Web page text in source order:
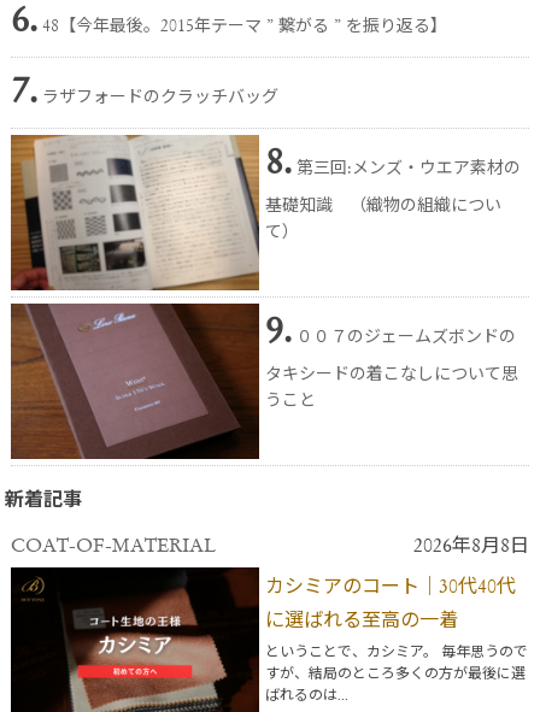
6. 48【今年最後。2015年テーマ ” 繋がる ” を振り返る】
7. ラザフォードのクラッチバッグ
8. 第三回:メンズ・ウエア素材の
基礎知識 （織物の組織につい
て）
9. ００７のジェームズボンドの
タキシードの着こなしについて思
うこと
新着記事
COAT-OF-MATERIAL 2026年8月8日
カシミアのコート｜30代40代
に選ばれる至高の一着
ということで、カシミア。 毎年思うので
すが、結局のところ多くの方が最後に選
ばれるのは...